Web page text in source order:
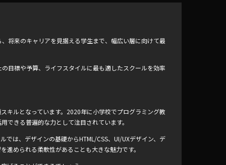
将来のキャリアを見据える学生まで、幅広い層に向けて最
目標や予算、ライフスタイルに最も適したスクールを効率
キルとなっています。2020年に小学校でプログラミング教
きる普遍的な力として注目されています。
は、デザインの基礎からHTML/CSS、UI/UXデザイン、デ
められる柔軟性があることも大きな魅力です。